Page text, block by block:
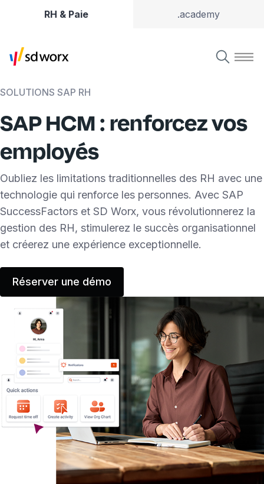
RH & Paie .academy
SOLUTIONS SAP RH
SAP HCM : renforcez vos
employés
Oubliez les limitations traditionnelles des RH avec une
technologie qui renforce les personnes. Avec SAP
SuccessFactors et SD Worx, vous révolutionnerez la
gestion des RH, stimulerez le succès organisationnel
et créerez une expérience exceptionnelle.
Réserver une démo